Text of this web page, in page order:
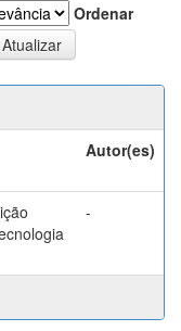
Ordenar
Autor(es)
-